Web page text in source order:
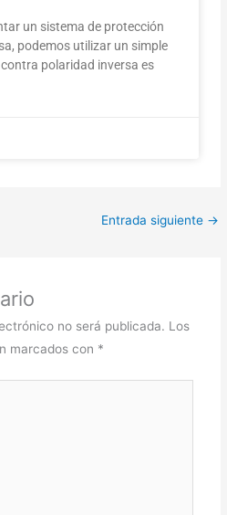
un sistema de protección
podemos utilizar un simple
polaridad inversa es
Entrada siguiente →
no será publicada. Los
marcados con *